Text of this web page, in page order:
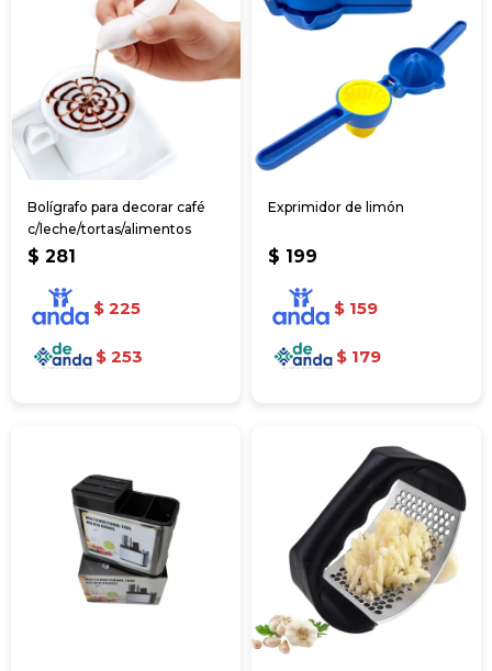
Bolígrafo para decorar café
c/leche/tortas/alimentos
$ 281
$ 225
$ 253
Exprimidor de limón
$ 199
$ 159
$ 179